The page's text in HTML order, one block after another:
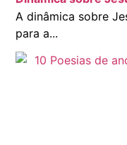
A dinâmica sobre
para a...